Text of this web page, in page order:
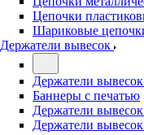
Цепочки
Шариковые
Держатели вывесок
Держатели вывесок
Баннеры с печатью
Держатели
Держатели